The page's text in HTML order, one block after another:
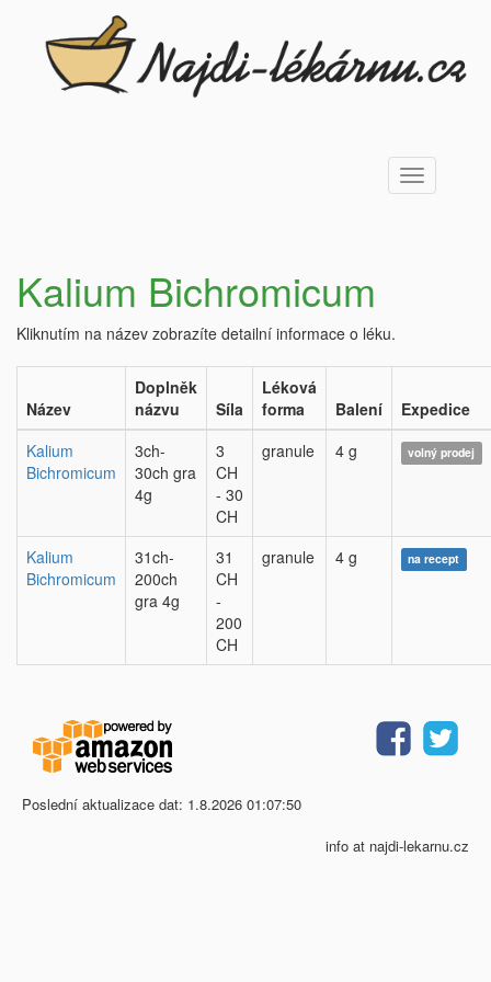
Toggle
navigation
Kalium Bichromicum
Kliknutím na název zobrazíte detailní informace o léku.
Název
Doplněk
názvu
Síla
Léková
forma
Balení
Expedice
Kalium
Bichromicum
3ch-
30ch gra
4g
3
CH
- 30
CH
granule 4 g volný prodej
Kalium
Bichromicum
31ch-
200ch
gra 4g
31
CH
-
200
CH
granule 4 g na recept
Poslední aktualizace dat: 1.8.2026 01:07:50
info at najdi-lekarnu.cz